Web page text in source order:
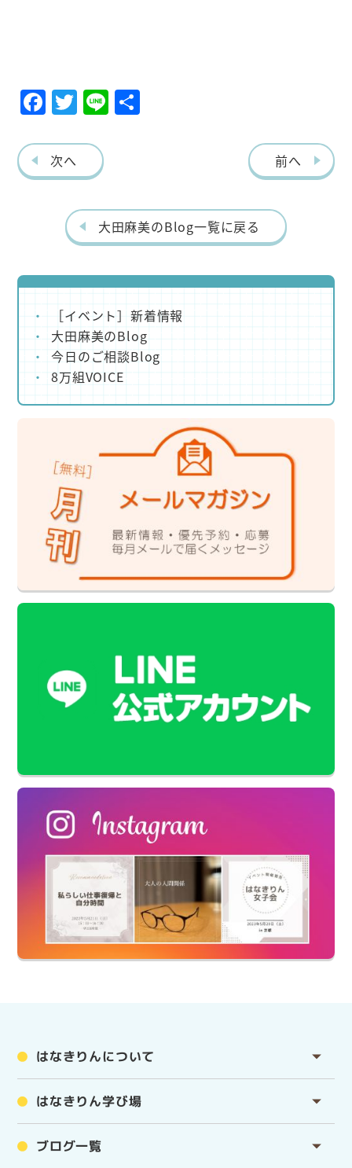
F
eb
o
T
itt
er
Li
次へ 前へ
大田麻美のBlog一覧に戻る
［イベント］新着情報
大田麻美のBlog
今日のご相談Blog
8万組VOICE
はなきりんについて
はなきりん学び場
ブログ一覧